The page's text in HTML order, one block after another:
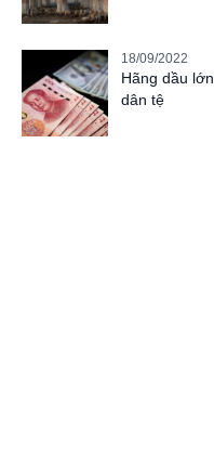
18/09/2022
Hãng dầu
dân tệ